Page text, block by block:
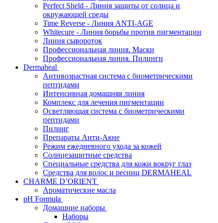
Perfect Sheld - Линия защиты от солнца и
окружающей среды
Time Reverse - Линия ANTI-AGE
Whitecure - Линия борьбы против пигментации
Линия сывороток
Профессиональная линия. Маски
Профессиональная линия. Пилинги
Dermaheal
Антивозрастная система с биометрическими
пептидами
Интенсивная домашняя линия
Комплекс для лечения пигментации
Осветляющая система с биометрическими
пептидами
Пилинг
Препараты Анти-Акне
Режим ежедневного ухода за кожей
Солнцезащитные средства
Специальные средства для кожи вокруг глаз
Средства для волос и ресниц DERMAHEAL
CHARME D’ORIENT
Ароматические масла
pH Formula
Домашние наборы
Наборы